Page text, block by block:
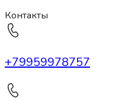
Контакты
+79959978757